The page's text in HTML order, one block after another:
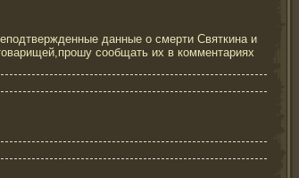
данные о смерти Святкина и
сообщать их в комментариях